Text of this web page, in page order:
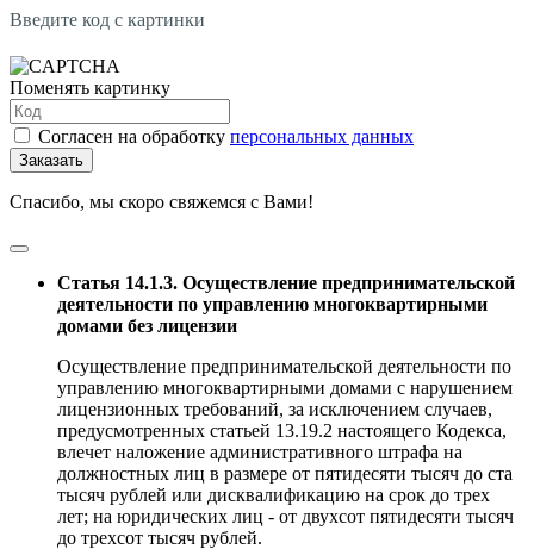
Введите код с картинки
Поменять картинку
Согласен на обработку персональных данных
Заказать
Спасибо, мы скоро свяжемся с Вами!
Статья 14.1.3. Осуществление предпринимательской
деятельности по управлению многоквартирными
домами без лицензии
Осуществление предпринимательской деятельности по
управлению многоквартирными домами с нарушением
лицензионных требований, за исключением случаев,
предусмотренных статьей 13.19.2 настоящего Кодекса,
влечет наложение административного штрафа на
должностных лиц в размере от пятидесяти тысяч до ста
тысяч рублей или дисквалификацию на срок до трех
лет; на юридических лиц - от двухсот пятидесяти тысяч
до трехсот тысяч рублей.